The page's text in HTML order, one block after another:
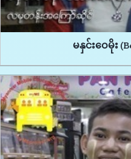
မနှင်းဝေမိုး